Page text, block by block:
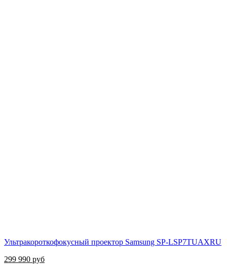
Ультракороткофокусный проектор Samsung SP-LSP7TUAXRU
299 990 руб